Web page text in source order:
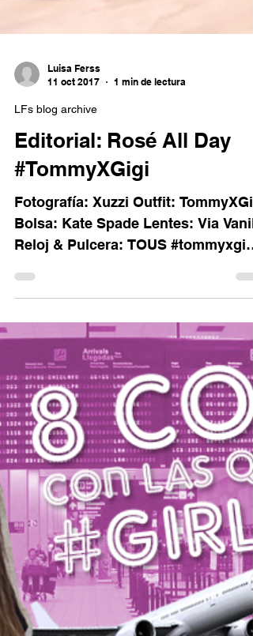
Luisa Ferss
11 oct 2017
1 min de lectura
LFs blog archive
Editorial: Rosé All Day
#TommyXGigi
Bolsa: Kate Spade Lentes: Via
Reloj & Pulcera: TOUS #tommyxgigi
#gigihadid...